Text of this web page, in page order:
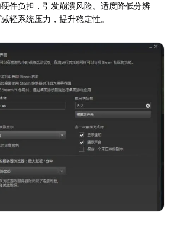
件负担，引发崩溃风险。适度降低分辨
轻系统压力，提升稳定性。